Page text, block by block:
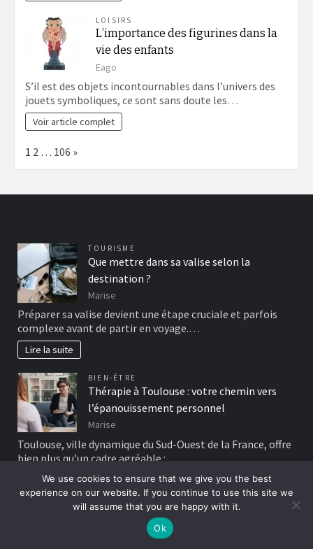
LOISIRS
L’importance des figurines dans la
vie des enfants
Eago
S’il est des objets incontournables dans l’univers des
jouets symboliques, ce sont sans doute les…
Voir article complet
Page:
1 2 … 106 Next
»
TOURISME
Que mettre dans sa valise selon la
destination ?
Marise
Préparer sa valise devient une étape cruciale et parfois
complexe avant de partir en voyage.…
Lire la suite
BIEN-ÊTRE
Thérapie à Toulouse : votre chemin vers
l’épanouissement personnel
Marise
Toulouse, ville dynamique du Sud-Ouest de la France, offre
bien plus qu’un cadre agréable :…
Lire la suite
MODE
Collier de lithothérapie : l’alliance parfaite
de la haute bijouterie et de la beauté
We use cookies to ensure that we give you the best
experience on our website. If you continue to use this site we
will assume that you are happy with it.
Ok